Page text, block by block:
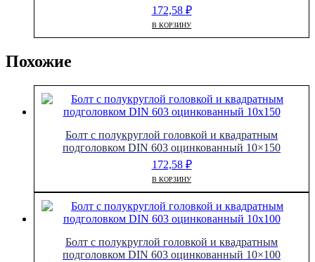
172,58 ₽
В КОРЗИНУ
Похожие
Болт с полукруглой головкой и квадратным
подголовком DIN 603 оцинкованный 10×150
172,58 ₽
В КОРЗИНУ
Болт с полукруглой головкой и квадратным
подголовком DIN 603 оцинкованный 10×100